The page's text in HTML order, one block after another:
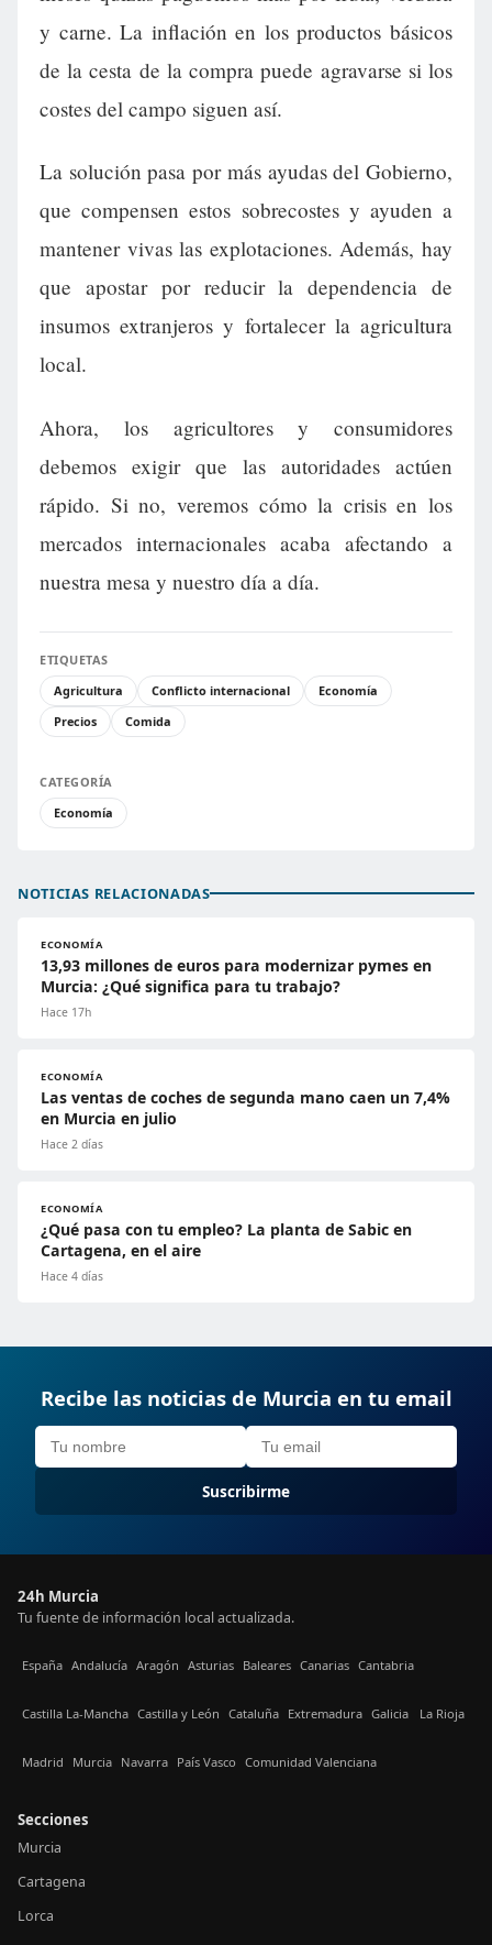
y carne. La inflación en los productos básicos
de la cesta de la compra puede agravarse si los
costes del campo siguen así.
La solución pasa por más ayudas del Gobierno,
que compensen estos sobrecostes y ayuden a
mantener vivas las explotaciones. Además, hay
que apostar por reducir la dependencia de
insumos extranjeros y fortalecer la agricultura
local.
Ahora, los agricultores y consumidores
debemos exigir que las autoridades actúen
rápido. Si no, veremos cómo la crisis en los
mercados internacionales acaba afectando a
nuestra mesa y nuestro día a día.
ETIQUETAS
Agricultura
Conflicto internacional
Economía
Precios
Comida
CATEGORÍA
Economía
NOTICIAS RELACIONADAS
ECONOMÍA
13,93 millones de euros para modernizar pymes en
Murcia: ¿Qué significa para tu trabajo?
Hace 17h
ECONOMÍA
Las ventas de coches de segunda mano caen un 7,4%
en Murcia en julio
Hace 2 días
ECONOMÍA
¿Qué pasa con tu empleo? La planta de Sabic en
Cartagena, en el aire
Hace 4 días
Recibe las noticias de Murcia en tu email
Suscribirme
24h Murcia
Tu fuente de información local actualizada.
España Andalucía Aragón Asturias Baleares Canarias Cantabria
Castilla La-Mancha Castilla y León Cataluña Extremadura Galicia La Rioja
Madrid Murcia Navarra País Vasco Comunidad Valenciana
Secciones
Murcia
Cartagena
Lorca